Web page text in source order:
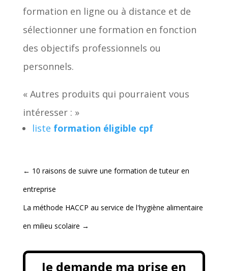
formation en ligne ou à distance et de
sélectionner une formation en fonction
des objectifs professionnels ou
personnels.
« Autres produits qui pourraient vous
intéresser : »
liste formation éligible cpf
← 10 raisons de suivre une formation de tuteur en
entreprise
La méthode HACCP au service de l'hygiène alimentaire
en milieu scolaire →
Je demande ma prise en